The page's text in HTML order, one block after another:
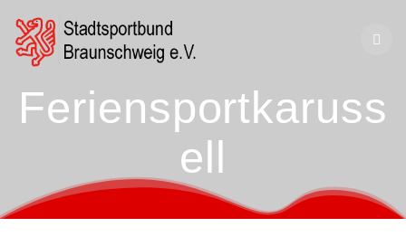
Feriensportkaruss
ell